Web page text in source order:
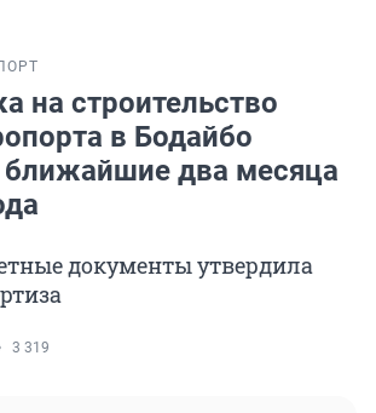
на строительство
в Бодайбо
ближайшие два месяца
документы утвердила
3 319